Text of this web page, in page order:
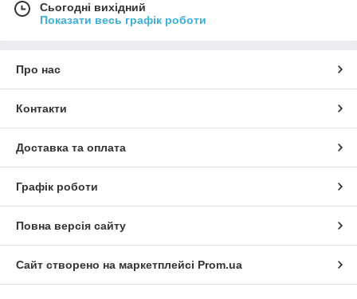
Сьогодні вихідний
Показати весь графік роботи
Про нас
Контакти
Доставка та оплата
Графік роботи
Повна версія сайту
Сайт створено на маркетплейсі Prom.ua